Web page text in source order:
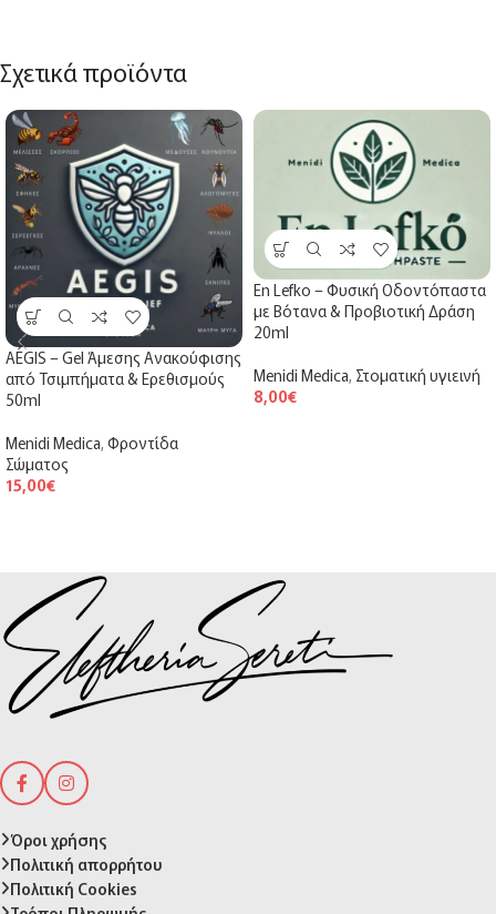
Σχετικά προϊόντα
AEGIS – Gel Άμεσης Ανακούφισης
από Τσιμπήματα & Ερεθισμούς
50ml
Menidi Medica, Φροντίδα
Σώματος
15,00€
En Lefko – Φυσική Οδοντόπαστα
με Βότανα & Προβιοτική Δράση
20ml
Menidi Medica, Στοματική υγιεινή
8,00€
Όροι χρήσης
Πολιτική απορρήτου
Πολιτική Cookies